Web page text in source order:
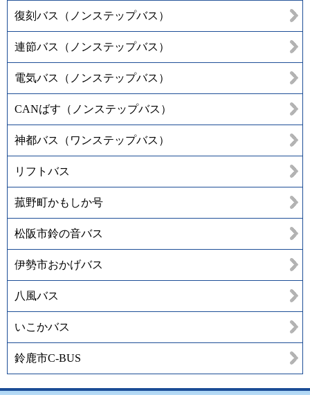
復刻バス（ノンステップバス）
連節バス（ノンステップバス）
電気バス（ノンステップバス）
CANばす（ノンステップバス）
神都バス（ワンステップバス）
リフトバス
菰野町かもしか号
松阪市鈴の音バス
伊勢市おかげバス
八風バス
いこかバス
鈴鹿市C-BUS